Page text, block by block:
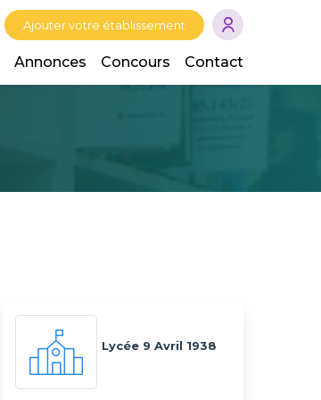
Ajouter votre établissement
Annonces Concours Contact
Lycée 9 Avril 1938